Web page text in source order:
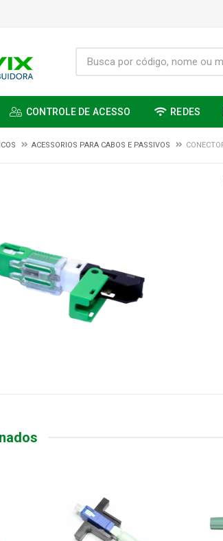
CONTROLE DE ACESSO REDES
ACESSORIOS PARA CABOS E PASSIVOS